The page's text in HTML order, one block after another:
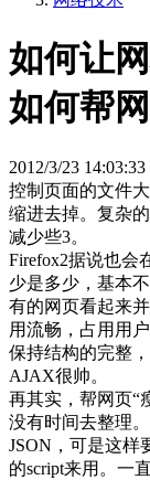
如何让
如何帮
2012/3/23
控制页面的文件
缩进去掉。复杂
减少些3。
Firefox2据说也会
少是多少，基本不
有的网页看起来
用流畅，占用用
保持结构的完整
AJAX很帅。
再其实， 帮网页“
没有时间去整理
JSON，可是这样
的script来用。一